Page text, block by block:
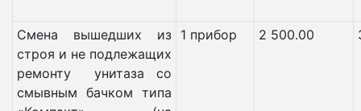
Смена вышедших из
строя и не подлежащих
ремонту унитаза со
смывным бачком типа
1 прибор 2 500.00